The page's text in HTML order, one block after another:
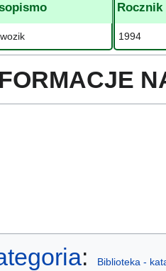
Rocznik
1994
: Biblioteka -